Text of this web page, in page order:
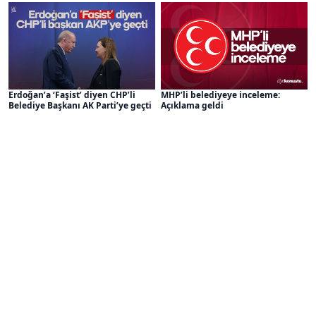
Erdoğan’a ‘Faşist’ diyen CHP’li
Belediye Başkanı AK Parti’ye geçti
MHP’li belediyeye inceleme:
Açıklama geldi